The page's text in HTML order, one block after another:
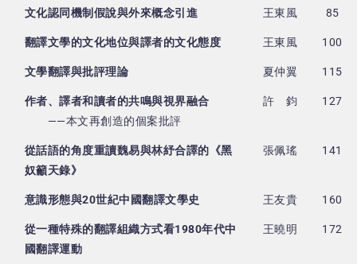
文化認同機制假說與外來概念引進 王東風 85
翻譯文學的文化地位與譯者的文化態度 王東風 100
文學翻譯與批評理論 夏仲翼 115
作者、譯者和讀者的共鳴與視界融合
——本文再創造的個案批評
許 鈞 127
從話語的角度重讀魏易與林紓合譯的《黑
奴籲天錄》
張佩瑤 141
意識形態與20世紀中國翻譯文學史 王友貴 160
從一種特殊的翻譯組織方式看1980年代中
國翻譯運動
王曉明 172